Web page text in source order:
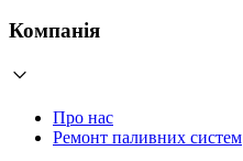
Компанія
Про нас
Ремонт паливних систем